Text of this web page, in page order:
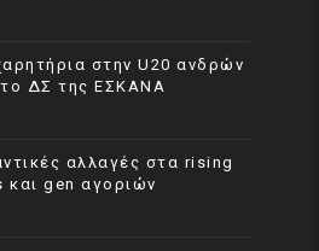
στην U20 ανδρών
ΔΣ της ΕΣΚΑΝΑ
αλλαγές στα rising
και gen αγοριών